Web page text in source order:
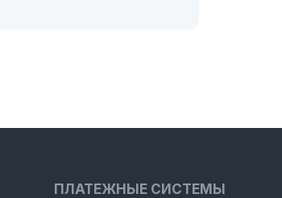
ПЛАТЕЖНЫЕ СИСТЕМЫ